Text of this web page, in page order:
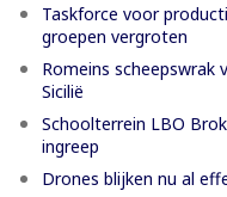
Taskforce voor
groepen vergroten
Romeins scheepswrak
Sicilië
Schoolterrein LBO
ingreep
Drones blijken nu al